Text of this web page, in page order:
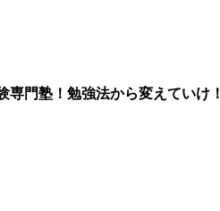
門塾！勉強法から変えていけ！